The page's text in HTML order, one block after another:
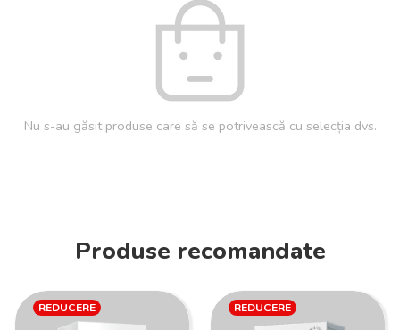
Nu s-au găsit produse care să se potrivească cu selecția dvs.
Produse recomandate
REDUCERE REDUCERE